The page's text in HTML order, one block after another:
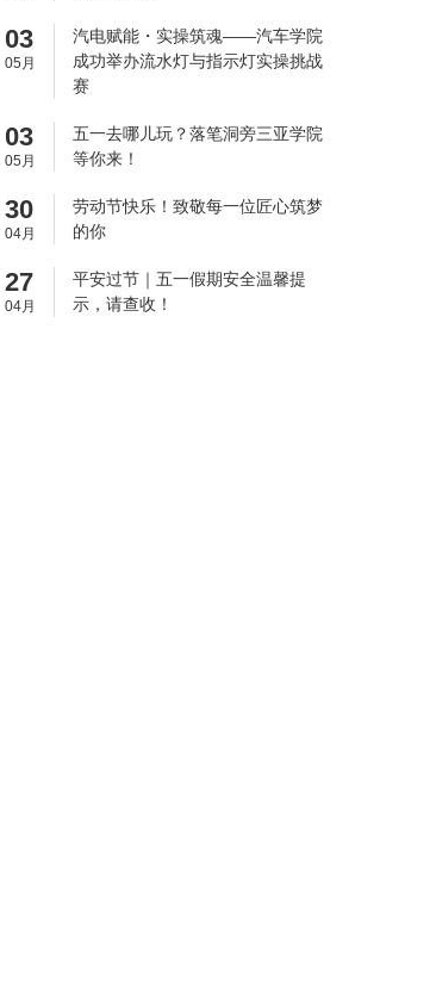
03
05月
汽电赋能・实操筑魂——汽车学院
成功举办流水灯与指示灯实操挑战
赛
03
05月
五一去哪儿玩？落笔洞旁三亚学院
等你来！
30
04月
劳动节快乐！致敬每一位匠心筑梦
的你
27
04月
平安过节｜五一假期安全温馨提
示，请查收！